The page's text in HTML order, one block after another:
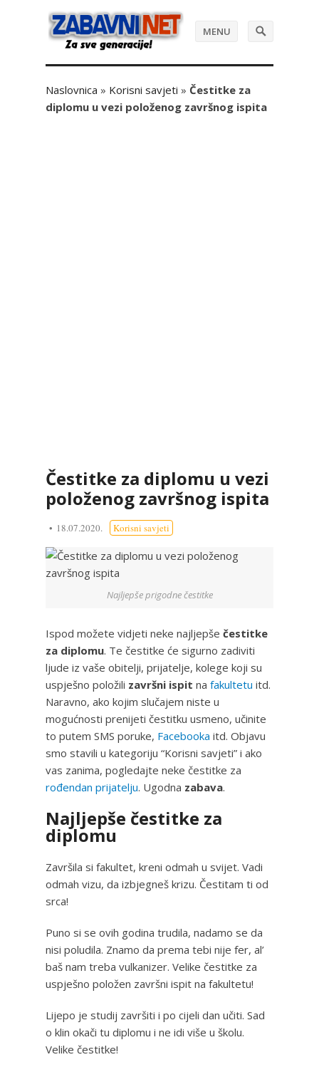
MENU
Naslovnica » Korisni savjeti » Čestitke za
diplomu u vezi položenog završnog ispita
Čestitke za diplomu u vezi
položenog završnog ispita
18.07.2020. Korisni savjeti
Najljepše prigodne čestitke
Ispod možete vidjeti neke najljepše čestitke
za diplomu. Te čestitke će sigurno zadiviti
ljude iz vaše obitelji, prijatelje, kolege koji su
uspješno položili završni ispit na fakultetu itd.
Naravno, ako kojim slučajem niste u
mogućnosti prenijeti čestitku usmeno, učinite
to putem SMS poruke, Facebooka itd. Objavu
smo stavili u kategoriju “Korisni savjeti” i ako
vas zanima, pogledajte neke čestitke za
rođendan prijatelju. Ugodna zabava.
Najljepše čestitke za
diplomu
Završila si fakultet, kreni odmah u svijet. Vadi
odmah vizu, da izbjegneš krizu. Čestitam ti od
srca!
Puno si se ovih godina trudila, nadamo se da
nisi poludila. Znamo da prema tebi nije fer, al’
baš nam treba vulkanizer. Velike čestitke za
uspješno položen završni ispit na fakultetu!
Lijepo je studij završiti i po cijeli dan učiti. Sad
o klin okači tu diplomu i ne idi više u školu.
Velike čestitke!